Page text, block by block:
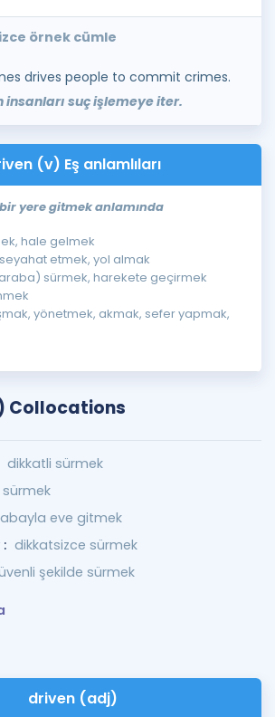
örnek cümle
drives people to commit crimes.
insanları suç işlemeye iter.
(v) Eş anlamlıları
yere gitmek anlamında
hale gelmek
etmek, yol almak
sürmek, harekete geçirmek
yönetmek, akmak, sefer yapmak,
Collocations
dikkatli sürmek
sürmek
eve gitmek
dikkatsizce sürmek
şekilde sürmek
driven (adj)